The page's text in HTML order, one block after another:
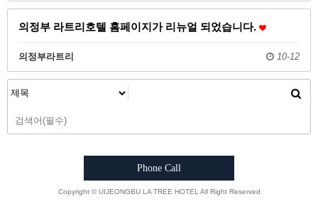
의정부 라트리호텔 홈페이지가 리뉴얼 되었습니다.
의정부라트리 10-12
Phone Call
Copyright © UIJEONGBU LA TREE HOTEL All Right Reserved